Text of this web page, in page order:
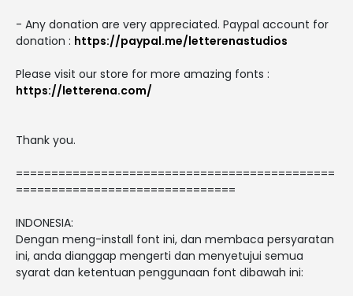
- Any donation are very appreciated. Paypal account for
donation : https://paypal.me/letterenastudios
Please visit our store for more amazing fonts :
https://letterena.com/
Thank you.
=============================================
===============================
INDONESIA:
Dengan meng-install font ini, dan membaca persyaratan
ini, anda dianggap mengerti dan menyetujui semua
syarat dan ketentuan penggunaan font dibawah ini: